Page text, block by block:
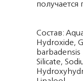
Состав:
Hydroxide,
Silicate,